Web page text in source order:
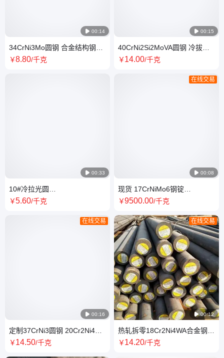
 00:14
34CrNi3Mo圆钢 合金结构钢
34crNi3MoA锻造圆棒 扒皮车光
￥8.80/千克
 00:33
10#冷拉光圆
SAE8620H/20crNiMo光亮棒
￥5.60/千克
 00:16
在线交易
定制37CrNi3圆钢 20Cr2Ni4合
金钢棒 冷拉车加工 规格齐全 批
￥14.50/千克
 00:15
40CrNi2Si2MoVA圆钢 冷拔圆
棒 大直径 定制切割 工程机械结
￥14.00/千克
 00:08
在线交易
现货 17CrNiMo6钢锭
45CrNiMoV合金方锭 型号全 保
￥9500.00/千克
 00:12
在线交易
热轧拆零18Cr2Ni4WA合金钢圆
钢 18Cr2Ni4W 25Cr2Ni4WA圆
￥14.20/千克